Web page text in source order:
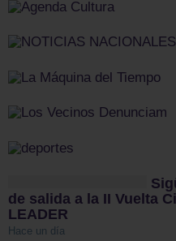
de salida a la II Vuelta
LEADER
Hace un día